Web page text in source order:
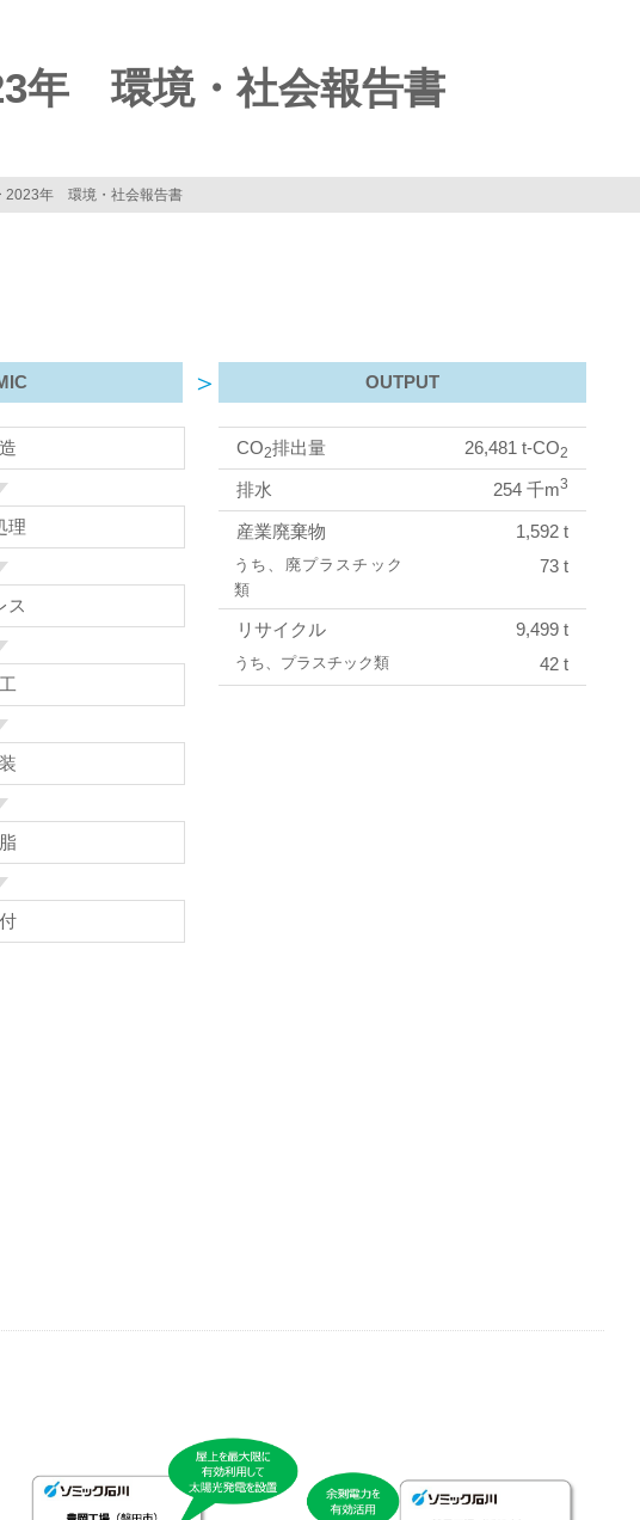
年 環境・社会報告書
2023年 環境・社会報告書
理
ス
OUTPUT
CO2排出量 26,481 t-CO2
排水 254 千m3
産業廃棄物 1,592 t
うち、廃プラスチック
類
73 t
リサイクル 9,499 t
うち、プラスチック類 42 t